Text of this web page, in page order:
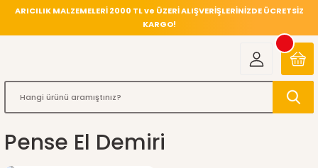
ARICILIK MALZEMELERİ 2000 TL ve ÜZERİ ALIŞVERİŞLERİNİZDE ÜCRETSİZ
KARGO!
Pense El Demiri